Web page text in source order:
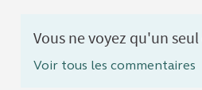
Vous ne voyez qu'un
Voir tous les commentaires